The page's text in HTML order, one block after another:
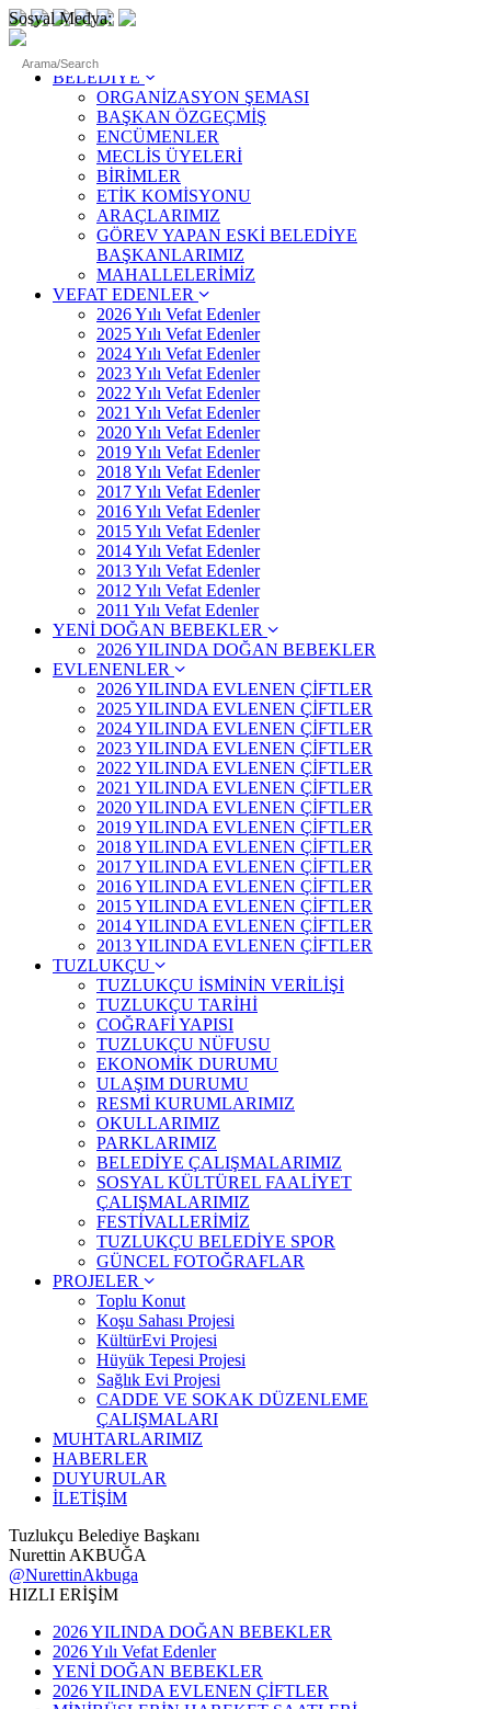
Sosyal Medya:
ANASAYFA
BELEDİYE
ORGANİZASYON ŞEMASI
BAŞKAN ÖZGEÇMİŞ
ENCÜMENLER
MECLİS ÜYELERİ
BİRİMLER
ETİK KOMİSYONU
ARAÇLARIMIZ
GÖREV YAPAN ESKİ BELEDİYE
BAŞKANLARIMIZ
MAHALLELERİMİZ
VEFAT EDENLER
2026 Yılı Vefat Edenler
2025 Yılı Vefat Edenler
2024 Yılı Vefat Edenler
2023 Yılı Vefat Edenler
2022 Yılı Vefat Edenler
2021 Yılı Vefat Edenler
2020 Yılı Vefat Edenler
2019 Yılı Vefat Edenler
2018 Yılı Vefat Edenler
2017 Yılı Vefat Edenler
2016 Yılı Vefat Edenler
2015 Yılı Vefat Edenler
2014 Yılı Vefat Edenler
2013 Yılı Vefat Edenler
2012 Yılı Vefat Edenler
2011 Yılı Vefat Edenler
YENİ DOĞAN BEBEKLER
2026 YILINDA DOĞAN BEBEKLER
EVLENENLER
2026 YILINDA EVLENEN ÇİFTLER
2025 YILINDA EVLENEN ÇİFTLER
2024 YILINDA EVLENEN ÇİFTLER
2023 YILINDA EVLENEN ÇİFTLER
2022 YILINDA EVLENEN ÇİFTLER
2021 YILINDA EVLENEN ÇİFTLER
2020 YILINDA EVLENEN ÇİFTLER
2019 YILINDA EVLENEN ÇİFTLER
2018 YILINDA EVLENEN ÇİFTLER
2017 YILINDA EVLENEN ÇİFTLER
2016 YILINDA EVLENEN ÇİFTLER
2015 YILINDA EVLENEN ÇİFTLER
2014 YILINDA EVLENEN ÇİFTLER
2013 YILINDA EVLENEN ÇİFTLER
TUZLUKÇU
TUZLUKÇU İSMİNİN VERİLİŞİ
TUZLUKÇU TARİHİ
COĞRAFİ YAPISI
TUZLUKÇU NÜFUSU
EKONOMİK DURUMU
ULAŞIM DURUMU
RESMİ KURUMLARIMIZ
OKULLARIMIZ
PARKLARIMIZ
BELEDİYE ÇALIŞMALARIMIZ
SOSYAL KÜLTÜREL FAALİYET
ÇALIŞMALARIMIZ
FESTİVALLERİMİZ
TUZLUKÇU BELEDİYE SPOR
GÜNCEL FOTOĞRAFLAR
PROJELER
Toplu Konut
Koşu Sahası Projesi
KültürEvi Projesi
Hüyük Tepesi Projesi
Sağlık Evi Projesi
CADDE VE SOKAK DÜZENLEME
ÇALIŞMALARI
MUHTARLARIMIZ
HABERLER
DUYURULAR
İLETİŞİM
Tuzlukçu Belediye Başkanı
Nurettin AKBUĞA
@NurettinAkbuga
HIZLI ERİŞİM
2026 YILINDA DOĞAN BEBEKLER
2026 Yılı Vefat Edenler
YENİ DOĞAN BEBEKLER
2026 YILINDA EVLENEN ÇİFTLER